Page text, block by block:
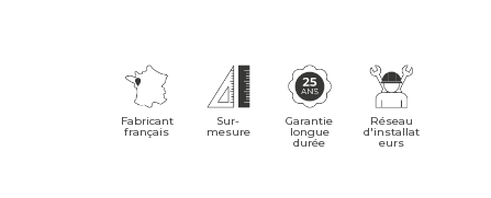
Fabricant
français
Sur-
mesure
Garantie
longue
durée
Réseau
d'installat
eurs